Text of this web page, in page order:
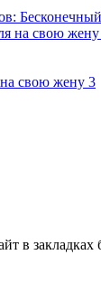
свою жену 3
в закладках